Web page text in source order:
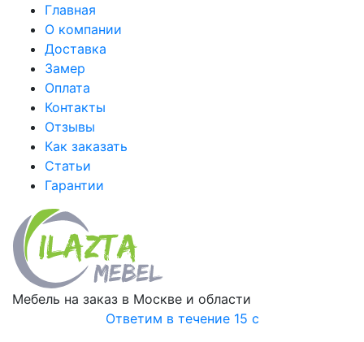
Главная
О компании
Доставка
Замер
Оплата
Контакты
Отзывы
Как заказать
Статьи
Гарантии
Мебель на заказ в Москве и области
Ответим в течение 15 с